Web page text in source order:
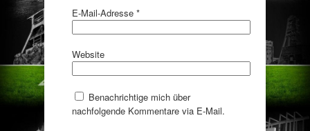
E-Mail-Adresse *
Website
Benachrichtige mich über
nachfolgende Kommentare via E-Mail.